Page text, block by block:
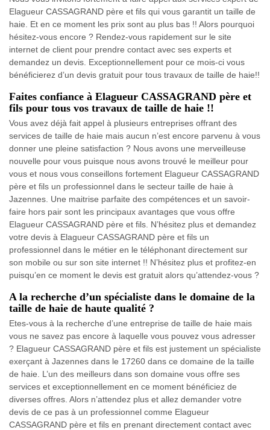
Elagueur CASSAGRAND père et fils qui vous garantit un taille de
haie. Et en ce moment les prix sont au plus bas !! Alors pourquoi
hésitez-vous encore ? Rendez-vous rapidement sur le site
internet de client pour prendre contact avec ses experts et
demandez un devis. Exceptionnellement pour ce mois-ci vous
bénéficierez d’un devis gratuit pour tous travaux de taille de haie!!
Faites confiance à Elagueur CASSAGRAND père et
fils pour tous vos travaux de taille de haie !!
Vous avez déjà fait appel à plusieurs entreprises offrant des
services de taille de haie mais aucun n’est encore parvenu à vous
donner une pleine satisfaction ? Nous avons une merveilleuse
nouvelle pour vous puisque nous avons trouvé le meilleur pour
vous et nous vous conseillons fortement Elagueur CASSAGRAND
père et fils un professionnel dans le secteur taille de haie à
Jazennes. Une maitrise parfaite des compétences et un savoir-
faire hors pair sont les principaux avantages que vous offre
Elagueur CASSAGRAND père et fils. N’hésitez plus et demandez
votre devis à Elagueur CASSAGRAND père et fils un
professionnel dans le métier en le téléphonant directement sur
son mobile ou sur son site internet !! N’hésitez plus et profitez-en
puisqu’en ce moment le devis est gratuit alors qu’attendez-vous ?
A la recherche d’un spécialiste dans le domaine de la
taille de haie de haute qualité ?
Etes-vous à la recherche d’une entreprise de taille de haie mais
vous ne savez pas encore à laquelle vous pouvez vous adresser
? Elagueur CASSAGRAND père et fils est justement un spécialiste
exerçant à Jazennes dans le 17260 dans ce domaine de la taille
de haie. L’un des meilleurs dans son domaine vous offre ses
services et exceptionnellement en ce moment bénéficiez de
diverses offres. Alors n’attendez plus et allez demander votre
devis de ce pas à un professionnel comme Elagueur
CASSAGRAND père et fils en prenant directement contact avec